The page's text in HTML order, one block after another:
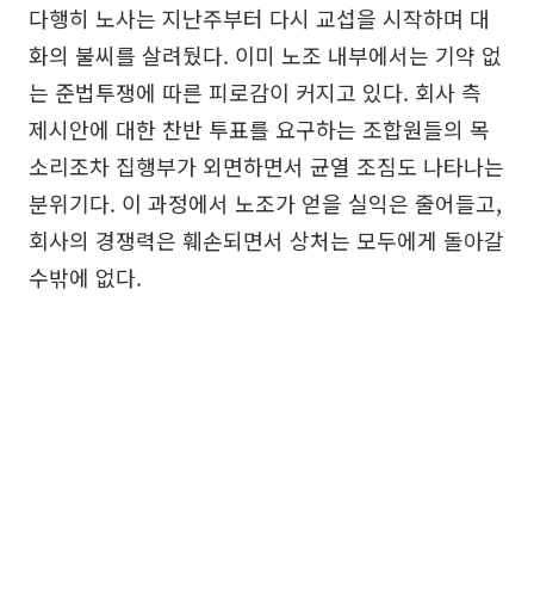
다행히 노사는 지난주부터 다시 교섭을 시작하며 대
화의 불씨를 살려뒀다. 이미 노조 내부에서는 기약 없
는 준법투쟁에 따른 피로감이 커지고 있다. 회사 측
제시안에 대한 찬반 투표를 요구하는 조합원들의 목
소리조차 집행부가 외면하면서 균열 조짐도 나타나는
분위기다. 이 과정에서 노조가 얻을 실익은 줄어들고,
회사의 경쟁력은 훼손되면서 상처는 모두에게 돌아갈
수밖에 없다.